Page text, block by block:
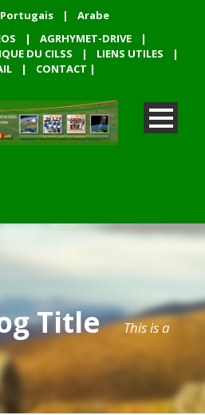
Portugais |
Arabe
| AGRHYMET-DRIVE
|
DU CILSS
| LIENS UTILES
|
| CONTACT |
Title
This is a